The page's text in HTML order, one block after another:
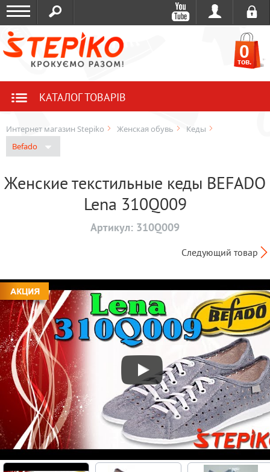
0
тов.
КАТАЛОГ ТОВАРІВ
Интернет магазин Stepiko Женская обувь
Кеды
Befado
Женские текстильные кеды BEFADO
Lena 310Q009
Артикул: 310Q009
Следующий товар